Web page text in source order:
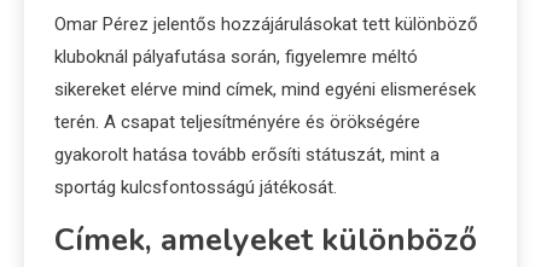
Omar Pérez jelentős hozzájárulásokat tett különböző
kluboknál pályafutása során, figyelemre méltó
sikereket elérve mind címek, mind egyéni elismerések
terén. A csapat teljesítményére és örökségére
gyakorolt hatása tovább erősíti státuszát, mint a
sportág kulcsfontosságú játékosát.
Címek, amelyeket különböző